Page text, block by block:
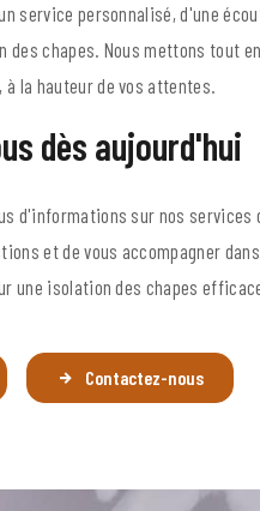
service personnalisé, d'une
des chapes. Nous mettons tout
la hauteur de vos attentes.
dès aujourd'hui
d'informations sur nos services
et de vous accompagner
une isolation des chapes
Contactez-nous